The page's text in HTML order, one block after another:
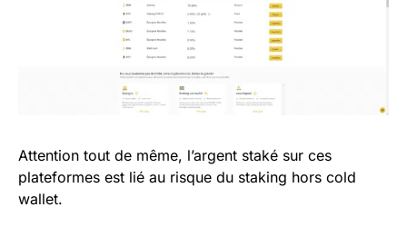
Attention tout de même, l’argent staké sur ces
plateformes est lié au risque du staking hors cold
wallet.